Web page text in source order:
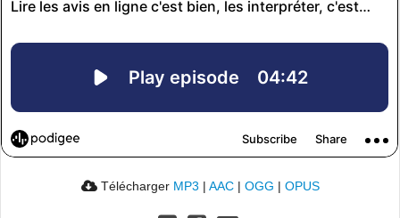
Télécharger MP3 | AAC| OGG | OPUS